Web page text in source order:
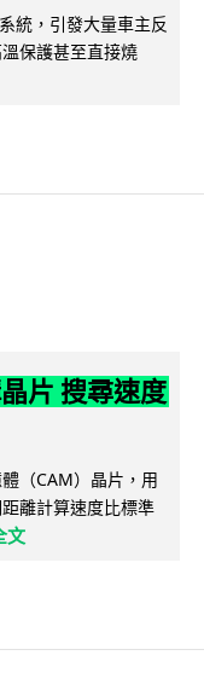
統，引發大量車主反
保護甚至直接燒
片 搜尋速度
（CAM）晶片，用
離計算速度比標準
文